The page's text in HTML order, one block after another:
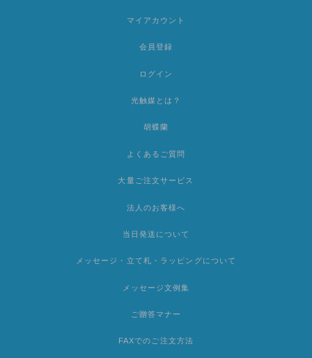
マイアカウント
会員登録
ログイン
光触媒とは？
胡蝶蘭
よくあるご質問
大量ご注文サービス
法人のお客様へ
当日発送について
メッセージ・立て札・ラッピングについて
メッセージ文例集
ご贈答マナー
FAXでのご注文方法